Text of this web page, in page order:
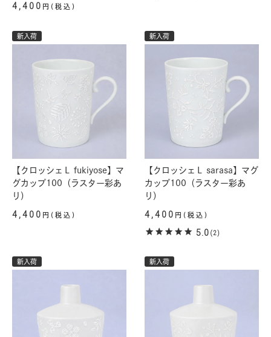
4,400 円(税込)
新入荷
【クロッシェＬ fukiyose】マ
グカップ100（ラスター彩あ
り）
4,400 円(税込)
新入荷
【クロッシェＬ sarasa】マグ
カップ100（ラスター彩あ
り）
4,400 円(税込)
5.0 (2)
新入荷 新入荷